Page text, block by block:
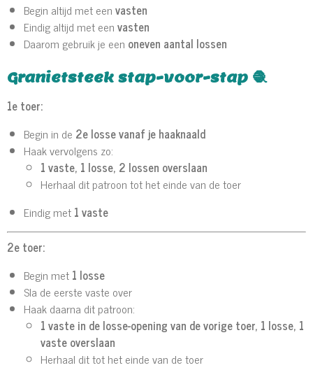
Begin altijd met eenvasten
Eindig altijd met eenvasten
Daarom gebruik je een oneven aantal lossen
Granietsteek stap-voor-stap 🧶
1e toer:
Begin in de 2e losse vanaf je haaknaald
Haak vervolgens zo:
1 vaste, 1 losse, 2 lossen overslaan
Herhaal dit patroon tot het einde van de toer
Eindig met1 vaste
2e toer:
Begin met1 losse
Sla de eerste vaste over
Haak daarna dit patroon:
1 vaste in de losse-opening van de vorige toer, 1 losse, 1
vaste overslaan
Herhaal dit tot het einde van de toer